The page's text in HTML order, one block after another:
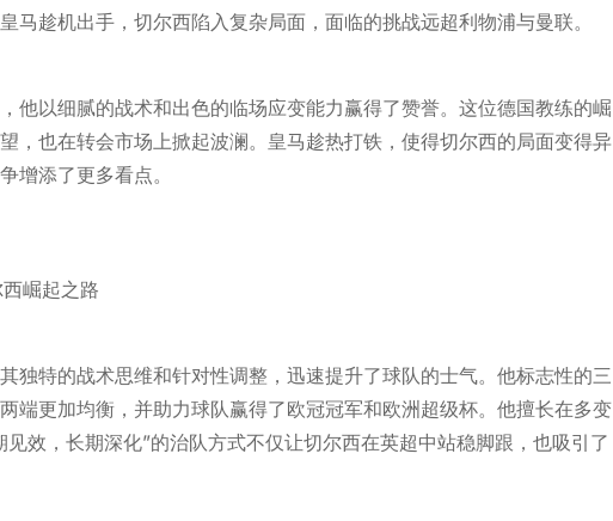
马趁机出手，切尔西陷入复杂局面，面临的挑战远超利物浦与曼联。
他以细腻的战术和出色的临场应变能力赢得了赞誉。这位德国教练的崛
，也在转会市场上掀起波澜。皇马趁热打铁，使得切尔西的局面变得异
增添了更多看点。
崛起之路
独特的战术思维和针对性调整，迅速提升了球队的士气。他标志性的三
端更加均衡，并助力球队赢得了欧冠冠军和欧洲超级杯。他擅长在多变
效，长期深化”的治队方式不仅让切尔西在英超中站稳脚跟，也吸引了